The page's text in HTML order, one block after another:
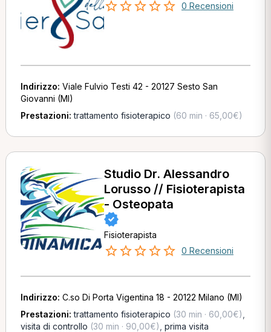
0 Recensioni
Indirizzo: Viale Fulvio Testi 42 - 20127 Sesto San
Giovanni (MI)
Prestazioni:trattamento fisioterapico (60 min · 65,00€)
Studio Dr. Alessandro
Lorusso // Fisioterapista
- Osteopata
Fisioterapista
0 Recensioni
Indirizzo: C.so Di Porta Vigentina 18 - 20122 Milano (MI)
Prestazioni:trattamento fisioterapico (30 min · 60,00€)
visita di controllo (30 min · 90,00€) prima visita